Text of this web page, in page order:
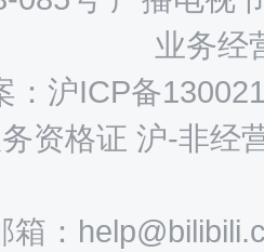
业务经
：沪ICP备
资格证 沪-非经
箱：